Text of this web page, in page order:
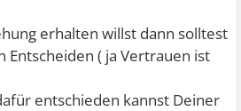
erhalten willst dann solltest
Entscheiden ( ja Vertrauen ist
entschieden kannst Deiner